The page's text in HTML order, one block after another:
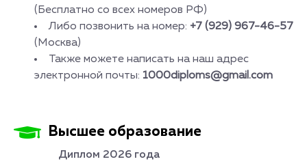
(Бесплатно со всех номеров РФ)
Либо позвонить на номер: +7 (929) 967-46-57
(Москва)
Также можете написать на наш адрес
электронной почты: 1000diploms@gmail.com
Высшее образование
Диплом 2026 года